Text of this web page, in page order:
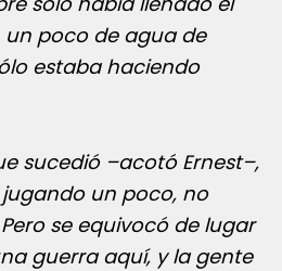
poco de agua de
estaba haciendo
sucedió –acotó Ernest–,
un poco, no
se equivocó de lugar
guerra aquí, y la gente